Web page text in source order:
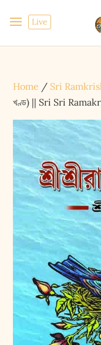
Live
Home / Sri
খণ্ড) || Sri Sri